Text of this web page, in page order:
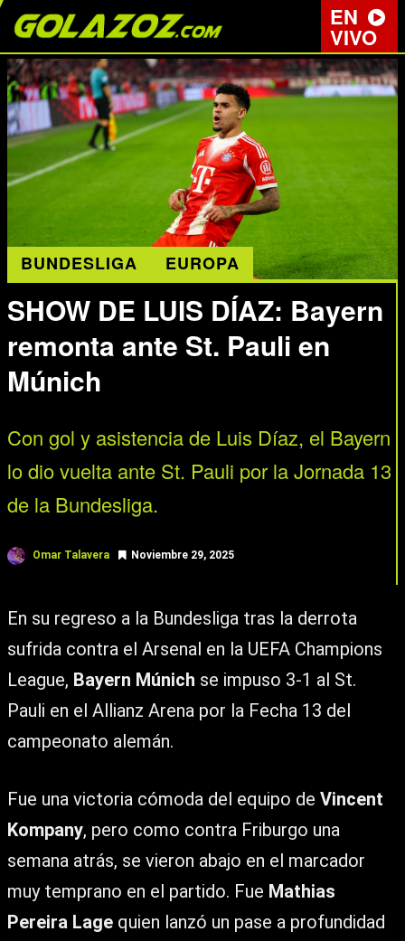
EN
VIVO
BUNDESLIGA EUROPA
SHOW DE LUIS DÍAZ: Bayern
remonta ante St. Pauli en
Múnich
Con gol y asistencia de Luis Díaz, el Bayern
lo dio vuelta ante St. Pauli por la Jornada 13
de la Bundesliga.
Omar Talavera Noviembre 29, 2025
En su regreso a la Bundesliga tras la derrota
sufrida contra el Arsenal en la UEFA Champions
League, Bayern Múnich se impuso 3-1 al St.
Pauli en el Allianz Arena por la Fecha 13 del
campeonato alemán.
Fue una victoria cómoda del equipo de Vincent
Kompany, pero como contra Friburgo una
semana atrás, se vieron abajo en el marcador
muy temprano en el partido. Fue Mathias
Pereira Lage quien lanzó un pase a profundidad